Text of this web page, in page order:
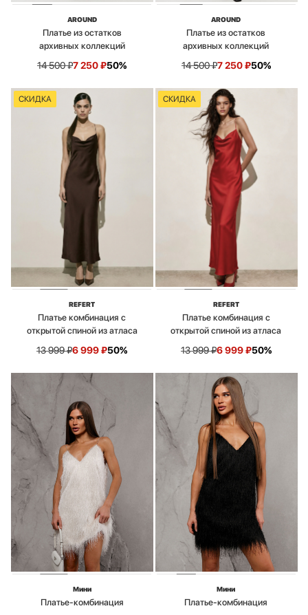
AROUND
Платье из остатков
архивных коллекций
14 500₽7 250₽50%
AROUND
Платье из остатков
архивных коллекций
14 500₽7 250₽50%
СКИДКА
REFERT
Платье комбинация с
открытой спиной из атласа
13 999₽6 999₽50%
СКИДКА
REFERT
Платье комбинация с
открытой спиной из атласа
13 999₽6 999₽50%
Мини
Платье-комбинация
Мини
Платье-комбинация